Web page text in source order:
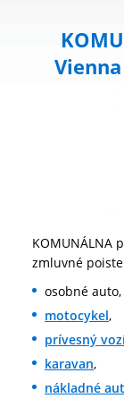
KOMUNÁLNA
zmluvné
osobné auto,
motocykel,
prívesný
karavan,
nákladné